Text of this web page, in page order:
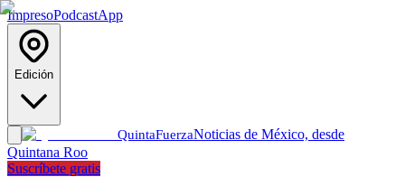
ImpresoPodcastApp
Edición
QuintaFuerzaNoticias de México, desde
Quintana Roo
Suscríbete gratis